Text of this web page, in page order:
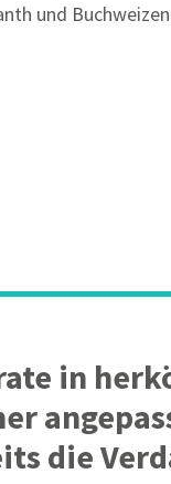
und
in
die